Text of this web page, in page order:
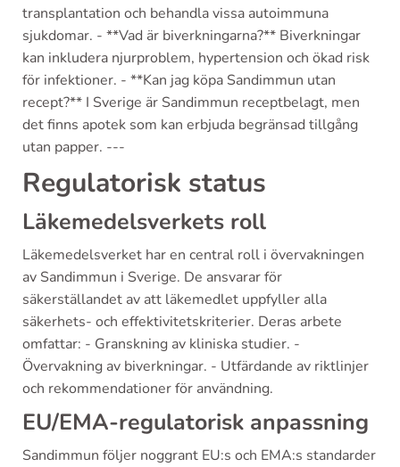
transplantation och behandla vissa autoimmuna
sjukdomar. - **Vad är biverkningarna?** Biverkningar
kan inkludera njurproblem, hypertension och ökad risk
för infektioner. - **Kan jag köpa Sandimmun utan
recept?** I Sverige är Sandimmun receptbelagt, men
det finns apotek som kan erbjuda begränsad tillgång
utan papper. ---
Regulatorisk status
Läkemedelsverkets roll
Läkemedelsverket har en central roll i övervakningen
av Sandimmun i Sverige. De ansvarar för
säkerställandet av att läkemedlet uppfyller alla
säkerhets- och effektivitetskriterier. Deras arbete
omfattar: - Granskning av kliniska studier. -
Övervakning av biverkningar. - Utfärdande av riktlinjer
och rekommendationer för användning.
EU/EMA-regulatorisk anpassning
Sandimmun följer noggrant EU:s och EMA:s standarder